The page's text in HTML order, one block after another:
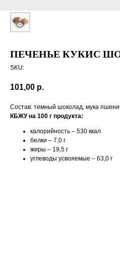
ПЕЧЕНЬЕ КУКИС
SKU:
101,00 р.
Состав: темный шоколад, мука
КБЖУ на 100 г продукта:
калорийность – 530 ккал
белки – 7,0 г
жиры – 19,5 г
углеводы усвояемые – 63,0 г